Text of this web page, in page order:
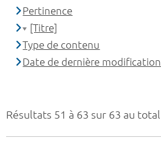
Résultats 51 à 63 sur 63 au total
Pertinence
[Titre]
Type de contenu
Date de dernière modification